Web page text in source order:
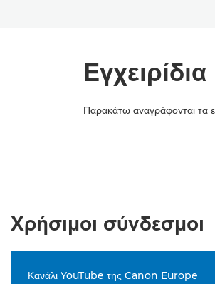
Εγχειρίδια
Παρακάτω αναγράφονται τα
Χρήσιμοι σύνδεσμοι
Κανάλι YouTube της Canon Europe